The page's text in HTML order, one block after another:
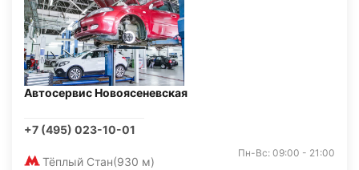
Автосервис Новоясеневская
+7 (495) 023-10-01
Тёплый Стан(930 м)
Пн-Вс: 09:00 - 21:00